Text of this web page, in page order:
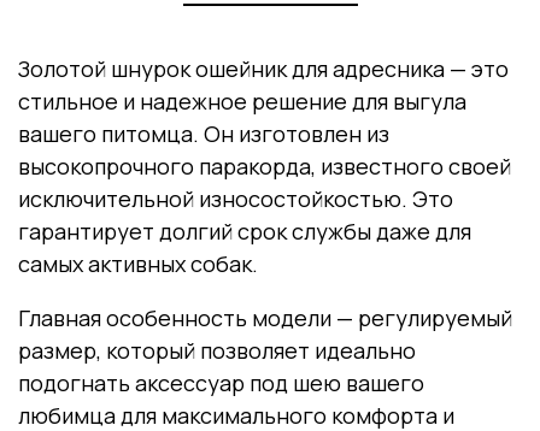
Золотой шнурок ошейник для адресника — это
стильное и надежное решение для выгула
вашего питомца. Он изготовлен из
высокопрочного паракорда, известного своей
исключительной износостойкостью. Это
гарантирует долгий срок службы даже для
самых активных собак.
Главная особенность модели — регулируемый
размер, который позволяет идеально
подогнать аксессуар под шею вашего
любимца для максимального комфорта и